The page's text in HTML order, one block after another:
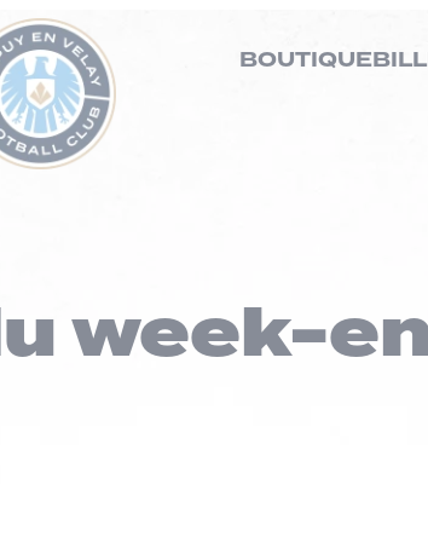
BOUTIQUE
week-